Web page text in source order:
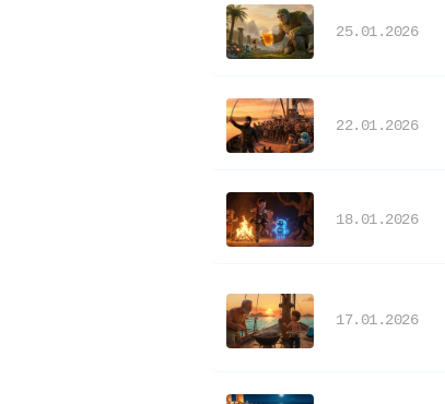
25.01.2026
22.01.2026
18.01.2026
17.01.2026